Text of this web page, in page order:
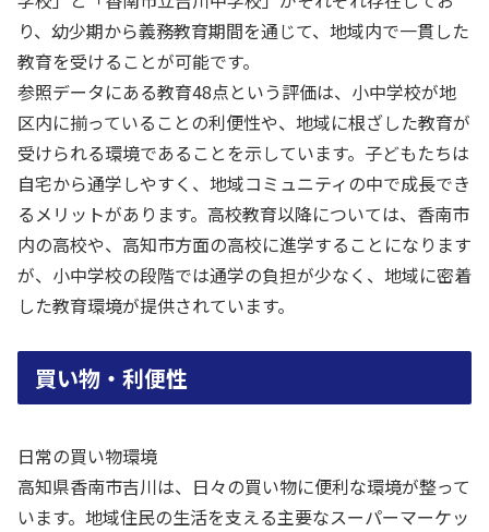
り、幼少期から義務教育期間を通じて、地域内で一貫した
教育を受けることが可能です。
参照データにある教育48点という評価は、小中学校が地
区内に揃っていることの利便性や、地域に根ざした教育が
受けられる環境であることを示しています。子どもたちは
自宅から通学しやすく、地域コミュニティの中で成長でき
るメリットがあります。高校教育以降については、香南市
内の高校や、高知市方面の高校に進学することになります
が、小中学校の段階では通学の負担が少なく、地域に密着
した教育環境が提供されています。
買い物・利便性
日常の買い物環境
高知県香南市吉川は、日々の買い物に便利な環境が整って
います。地域住民の生活を支える主要なスーパーマーケッ